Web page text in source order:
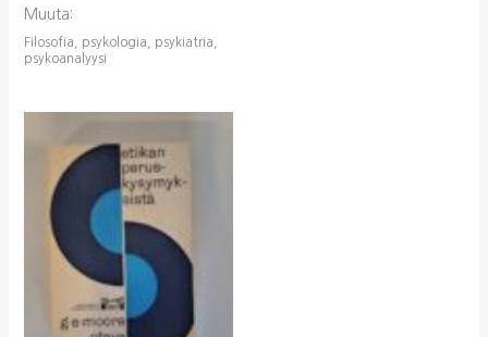
Muuta:
Filosofia, psykologia, psykiatria,
psykoanalyysi